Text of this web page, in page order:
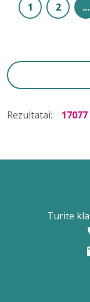
1 2 ...
Rezultatai:
Turite